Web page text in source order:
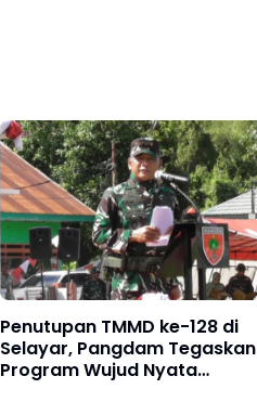
Penutupan TMMD ke-128 di
Selayar, Pangdam Tegaskan
Program Wujud Nyata